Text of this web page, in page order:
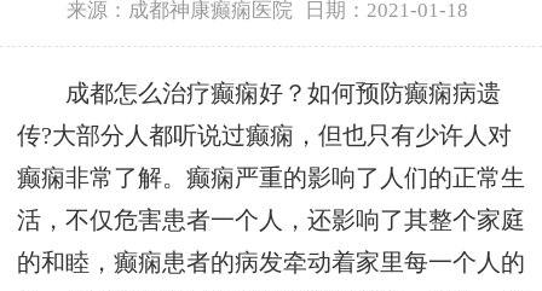
来源：成都神康癫痫医院 日期：2021-01-18
成都怎么治疗癫痫好？如何预防癫痫病遗
传?大部分人都听说过癫痫，但也只有少许人对
癫痫非常了解。癫痫严重的影响了人们的正常生
活，不仅危害患者一个人，还影响了其整个家庭
的和睦，癫痫患者的病发牵动着家里每一个人的